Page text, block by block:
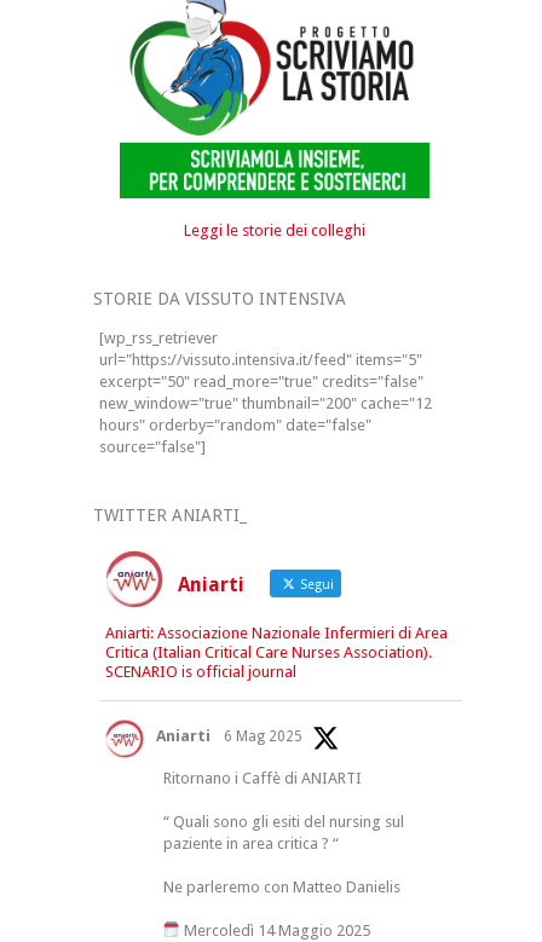
Leggi le storie dei colleghi
STORIE DA VISSUTO INTENSIVA
[wp_rss_retriever
url="https://vissuto.intensiva.it/feed" items="5"
excerpt="50" read_more="true" credits="false"
new_window="true" thumbnail="200" cache="12
hours" orderby="random" date="false"
source="false"]
TWITTER ANIARTI_
Aniarti Segui
Aniarti: Associazione Nazionale Infermieri di Area
Critica (Italian Critical Care Nurses Association).
SCENARIO is official journal
Aniarti 6 Mag 2025
Ritornano i Caffè di ANIARTI
“ Quali sono gli esiti del nursing sul
paziente in area critica ? “
Ne parleremo con Matteo Danielis
Mercoledì 14 Maggio 2025